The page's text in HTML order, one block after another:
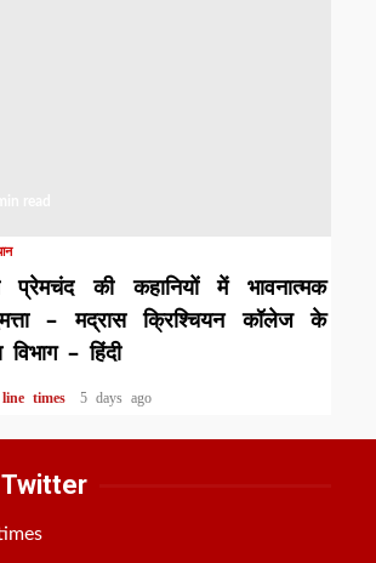
प्रेमचंद की कहानियों में भावनात्मक
– मद्रास क्रिश्चियन कॉलेज के
विभाग – हिंदी
times 5 days ago